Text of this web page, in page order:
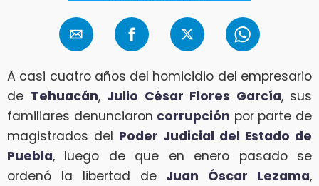
A casi cuatro años del homicidio del empresario
de Tehuacán, Julio César Flores García, sus
familiares denunciaron corrupción por parte de
magistrados del Poder Judicial del Estado de
Puebla, luego de que en enero pasado se
ordenó la libertad de Juan Óscar Lezama,